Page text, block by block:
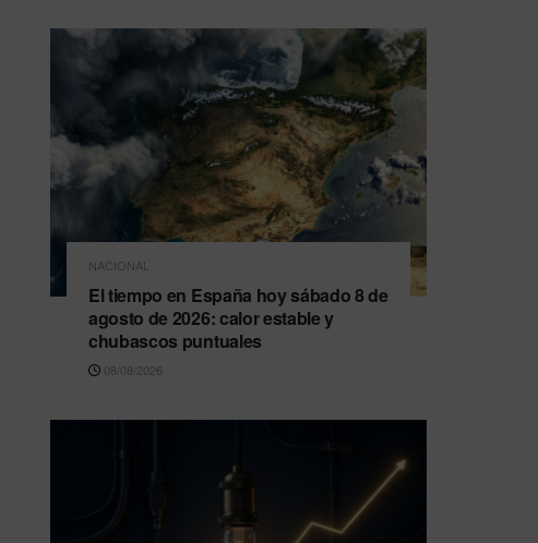
NACIONAL
El tiempo en España hoy sábado 8 de
agosto de 2026: calor estable y
chubascos puntuales
08/08/2026